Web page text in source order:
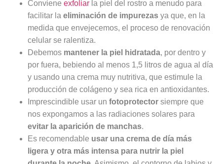
Conviene exfoliar la piel del rostro a menudo para
facilitar la eliminación de impurezas ya que, en la
medida que envejecemos, el proceso de renovación
celular se ralentiza.
Debemos mantener la piel hidratada, por dentro y
por fuera, bebiendo al menos 1,5 litros de agua al día
y usando una crema muy nutritiva, que estimule la
producción de colágeno y sea rica en antioxidantes.
Imprescindible usar un fotoprotector siempre que
nos expongamos a las radiaciones solares para
evitar la aparición de manchas.
Es recomendable usar una crema de día más
ligera y otra más intensa para nutrir la piel